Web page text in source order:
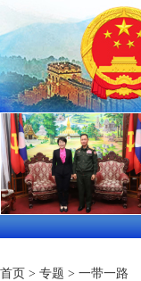
首页 > 专题 > 一带一路